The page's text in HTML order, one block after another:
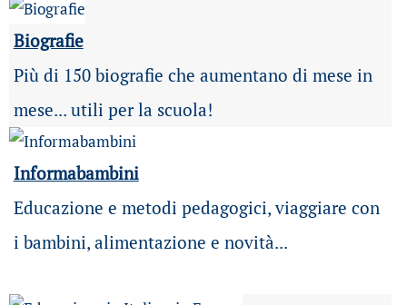
Biografie
Più di 150 biografie che aumentano di mese in
mese... utili per la scuola!
Informabambini
Educazione e metodi pedagogici, viaggiare con
i bambini, alimentazione e novità...